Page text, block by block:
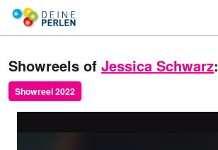
Showreels of Jessica Schwarz:
Showreel 2022